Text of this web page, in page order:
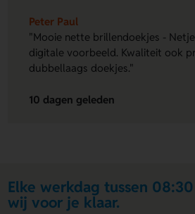
Peter Paul
"Mooie nette brillendoekjes -
digitale voorbeeld. Kwaliteit ook
dubbellaags doekjes."
10 dagen geleden
Elke werkdag tussen
wij voor je klaar.